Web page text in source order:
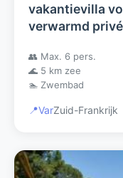
vakantievilla
verwarmd
6p.)
👥 Max. 6 pers.
🌊 5 km zee
🏊 Zwembad
📍VarZuid-Frankrijk